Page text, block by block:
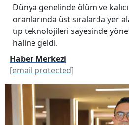
Dünya genelinde ölüm ve
oranlarında üst sıralarda yer
tıp teknolojileri sayesinde
haline geldi.
Haber Merkezi
[email protected]